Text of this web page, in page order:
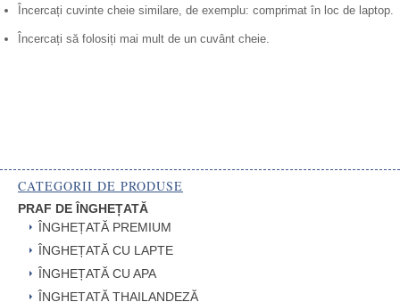
Încercați cuvinte cheie similare, de exemplu: comprimat în loc de laptop.
Încercați să folosiți mai mult de un cuvânt cheie.
CATEGORII DE PRODUSE
PRAF DE ÎNGHEȚATĂ
ÎNGHEȚATĂ PREMIUM
ÎNGHEȚATĂ CU LAPTE
ÎNGHEȚATĂ CU APA
ÎNGHEȚATĂ THAILANDEZĂ